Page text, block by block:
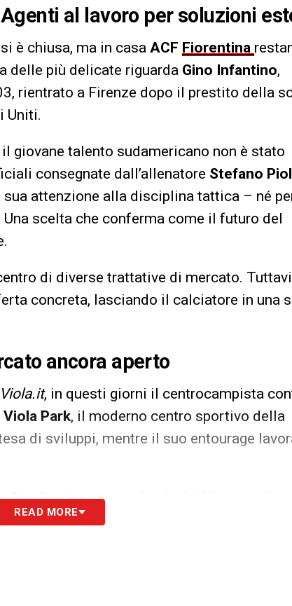
al lavoro per soluzioni
è chiusa, ma in casa ACF Fiorentina
delle più delicate riguarda Gino Infantino,
rientrato a Firenze dopo il prestito della
Uniti.
giovane talento sudamericano non è stato
consegnate dall’allenatore Stefano
sua attenzione alla disciplina tattica – né
Una scelta che conferma come il futuro del
di diverse trattative di mercato.
concreta, lasciando il calciatore in una
ancora aperto
, in questi giorni il centrocampista
Viola Park, il moderno centro sportivo della
di sviluppi, mentre il suo entourage
Sauditail mercato chiuderà l’11 settembre,
a campionati come
READ MORE